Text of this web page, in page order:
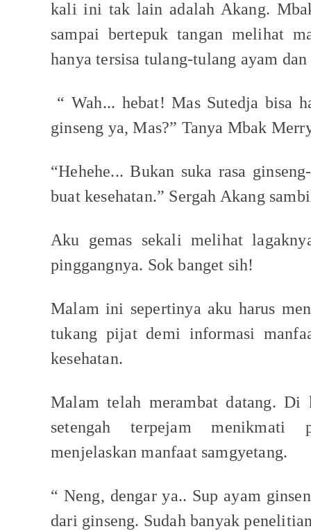
kali ini tak lain adalah Akang.
sampai bertepuk tangan melihat
hanya tersisa tulang-tulang ayam
“ Wah... hebat! Mas Sutedja bisa
ginseng ya, Mas?” Tanya Mbak
“Hehehe... Bukan suka rasa
buat kesehatan.” Sergah Akang
Aku gemas sekali melihat
pinggangnya. Sok banget sih!
Malam ini sepertinya aku harus
tukang pijat demi informasi
kesehatan.
Malam telah merambat datang. Di
setengah terpejam menikmati
menjelaskan manfaat samgyetang.
“ Neng, dengar ya.. Sup ayam
dari ginseng. Sudah banyak